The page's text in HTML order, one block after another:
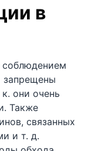
в
соблюдением
запрещены
они очень
Также
связанных
и т. д.